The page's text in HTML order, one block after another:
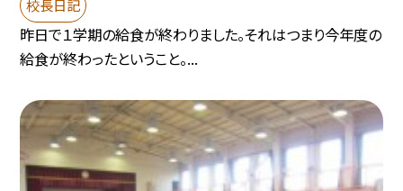
校長日記
昨日で１学期の給食が終わりました。それはつまり今年度の
給食が終わったということ。...